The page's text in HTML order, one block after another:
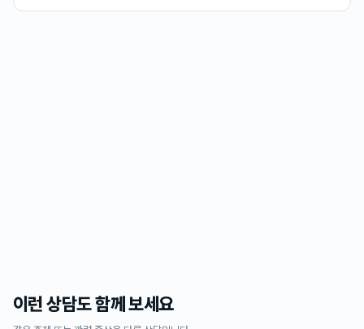
이런 상담도 함께 보세요